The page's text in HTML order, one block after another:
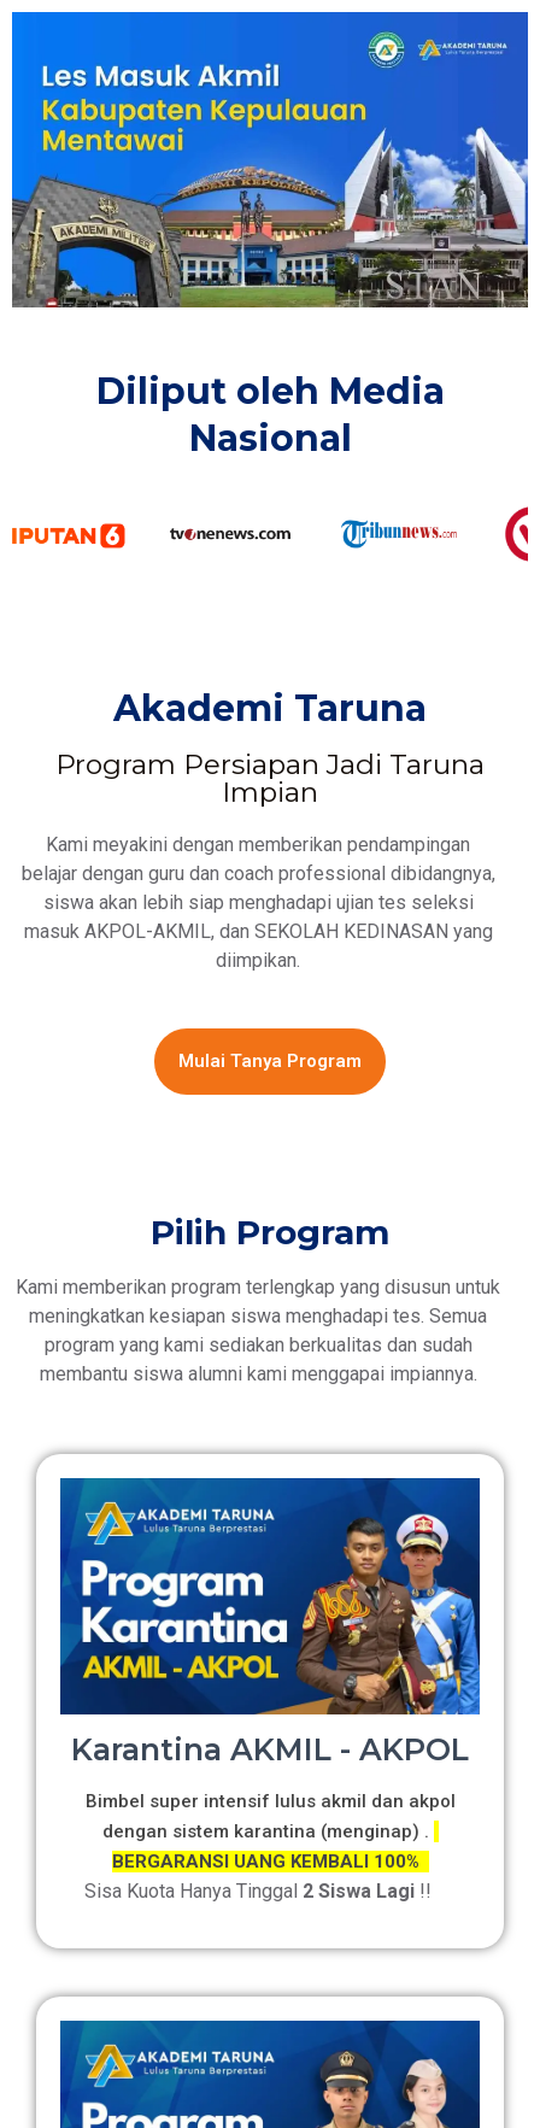
Diliput oleh Media
Nasional​
Akademi Taruna
Program Persiapan Jadi Taruna
Impian
Kami meyakini dengan memberikan pendampingan
belajar dengan guru dan coach professional dibidangnya,
siswa akan lebih siap menghadapi ujian tes seleksi
masuk AKPOL-AKMIL, dan SEKOLAH KEDINASAN yang
diimpikan.
Mulai Tanya Program
Pilih Program
Kami memberikan program terlengkap yang disusun untuk
meningkatkan kesiapan siswa menghadapi tes. Semua
program yang kami sediakan berkualitas dan sudah
membantu siswa alumni kami menggapai impiannya.
Karantina AKMIL - AKPOL
Bimbel super intensif lulus akmil dan akpol
dengan sistem karantina (menginap) .
BERGARANSI UANG KEMBALI 100%
Sisa Kuota Hanya Tinggal 2 Siswa Lagi !!